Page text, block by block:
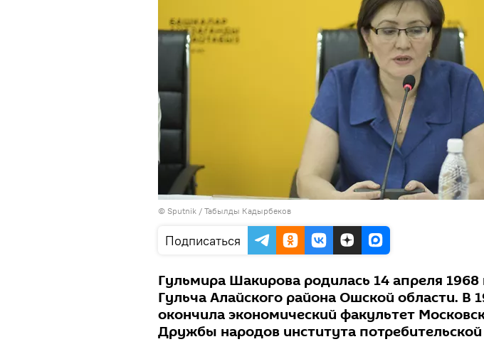
© Sputnik / Табылды Кадырбеков
Подписаться
Гульмира Шакирова родилась 14 апреля 1968
Гульча Алайского района Ошской области. В
окончила экономический факультет
Дружбы народов института